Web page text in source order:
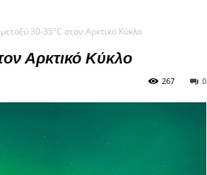
30-35°C στον Αρκτικό Κύκλο
Αρκτικό Κύκλο
0
267